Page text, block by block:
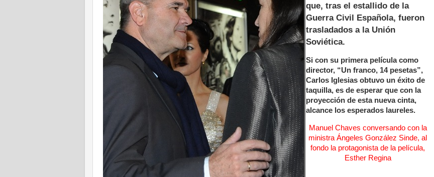
que, tras el estallido de la
Guerra Civil Española, fueron
trasladados a la Unión
Soviética.
Si con su primera película como
director, “Un franco, 14 pesetas”,
Carlos Iglesias obtuvo un éxito de
taquilla, es de esperar que con la
proyección de esta nueva cinta,
alcance los esperados laureles.
Manuel Chaves conversando con la
ministra Ángeles González Sinde, al
fondo la protagonista de la película,
Esther Regina